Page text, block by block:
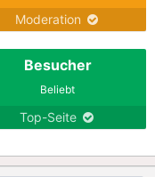
Moderation
Besucher
Beliebt
Top-Seite